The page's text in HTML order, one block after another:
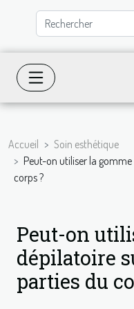
Accueil
Soin esthétique
Peut-on utiliser la
corps ?
Peut-on
dépilatoire
parties du